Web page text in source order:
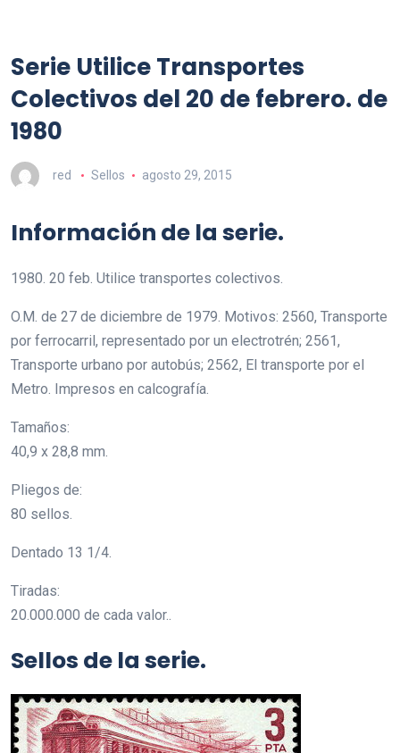
Serie Utilice Transportes
Colectivos del 20 de febrero. de
1980
red Sellos agosto 29, 2015
Información de la serie.
1980. 20 feb. Utilice transportes colectivos.
O.M. de 27 de diciembre de 1979. Motivos: 2560, Transporte
por ferrocarril, representado por un electrotrén; 2561,
Transporte urbano por autobús; 2562, El transporte por el
Metro. Impresos en calcografía.
Tamaños:
40,9 x 28,8 mm.
Pliegos de:
80 sellos.
Dentado 13 1/4.
Tiradas:
20.000.000 de cada valor..
Sellos de la serie.